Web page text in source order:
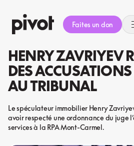
au
contenu
Faites un don
HENRY ZAVRIYEV
DES
AU TRIBUNAL
Le spéculateur immobilier Henry
avoir respecté une ordonnance du juge
services à la RPA Mont-Carmel.